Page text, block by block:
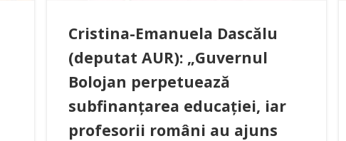
Cristina-Emanuela Dascălu
(deputat AUR): „Guvernul
Bolojan perpetuează
subfinanțarea educației, iar
profesorii români au ajuns